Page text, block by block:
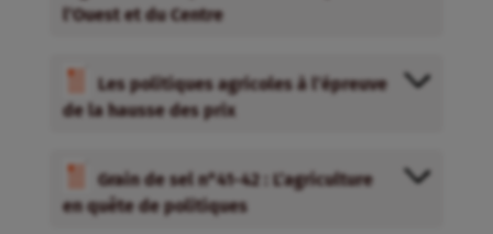
l’Ouest et du Centre
Les politiques agricoles à l’épreuve
de la hausse des prix
Grain de sel n°41-42 : L’agriculture
en quête de politiques